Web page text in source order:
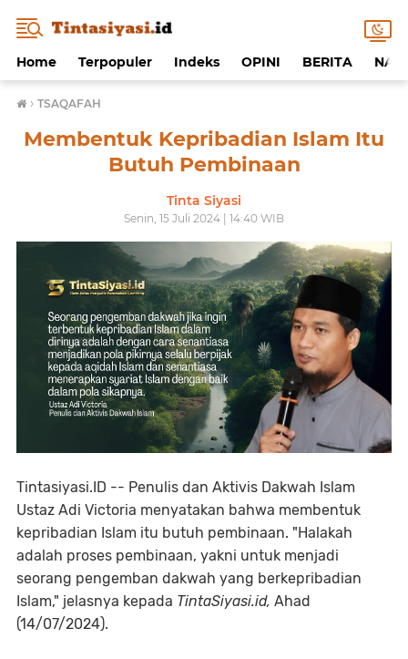
Home Terpopuler Indeks OPINI BERITA
› TSAQAFAH
Membentuk Kepribadian Islam Itu
Butuh Pembinaan
Tinta Siyasi
Senin, 15 Juli 2024 | 14:40 WIB
Tintasiyasi.ID -- Penulis dan Aktivis Dakwah Islam
Ustaz Adi Victoria menyatakan bahwa membentuk
kepribadian Islam itu butuh pembinaan. "Halakah
adalah proses pembinaan, yakni untuk menjadi
seorang pengemban dakwah yang berkepribadian
Islam," jelasnya kepada TintaSiyasi.id, Ahad
(14/07/2024).